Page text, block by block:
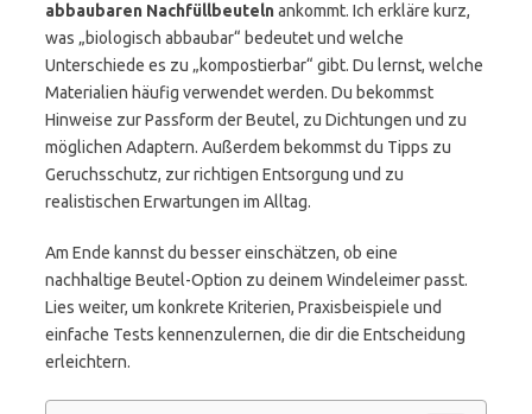
abbaubaren Nachfüllbeutelnankommt. Ich erkläre kurz,
was „biologisch abbaubar“ bedeutet und welche
Unterschiede es zu „kompostierbar“ gibt. Du lernst, welche
Materialien häufig verwendet werden. Du bekommst
Hinweise zur Passform der Beutel, zu Dichtungen und zu
möglichen Adaptern. Außerdem bekommst du Tipps zu
Geruchsschutz, zur richtigen Entsorgung und zu
realistischen Erwartungen im Alltag.
Am Ende kannst du besser einschätzen, ob eine
nachhaltige Beutel-Option zu deinem Windeleimer passt.
Lies weiter, um konkrete Kriterien, Praxisbeispiele und
einfache Tests kennenzulernen, die dir die Entscheidung
erleichtern.